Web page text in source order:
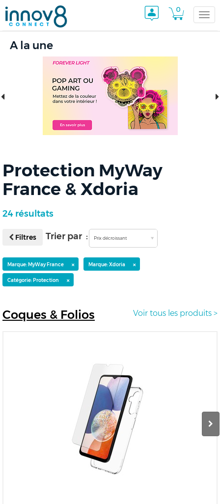
0
A la une
Protection MyWay
France & Xdoria
24 résultats
Filtres Trier par : Prix décroissant
Marque: MyWay France × Marque: Xdoria ×
Catégorie: Protection ×
Voir tous les produits >
Coques & Folios